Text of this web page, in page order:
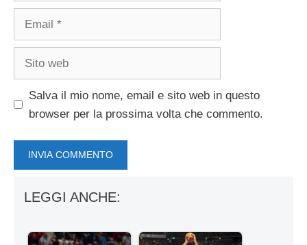
Salva il mio nome, email e sito web in questo
browser per la prossima volta che commento.
LEGGI ANCHE: